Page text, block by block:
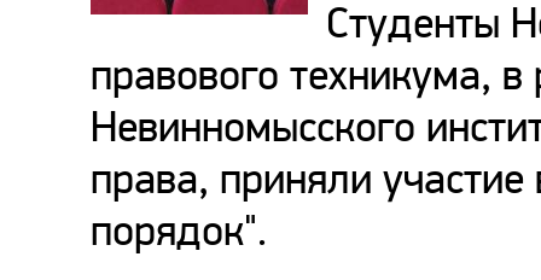
Студенты
правового техникума,
Невинномысского
права, приняли
порядок".